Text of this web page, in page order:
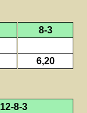
8-3
6,20
12-8-3